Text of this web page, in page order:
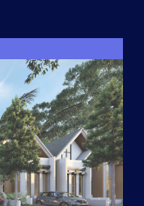
Pintar
rumahnya